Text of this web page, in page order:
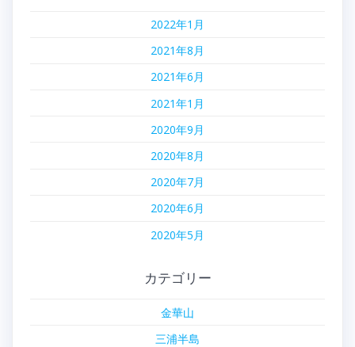
2022年1月
2021年8月
2021年6月
2021年1月
2020年9月
2020年8月
2020年7月
2020年6月
2020年5月
カテゴリー
金華山
三浦半島